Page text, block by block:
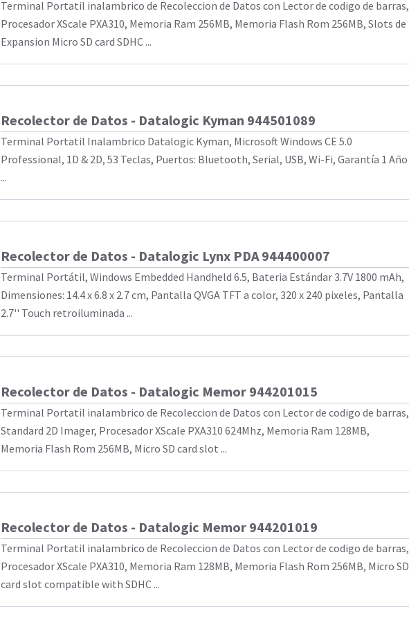
Terminal Portatil inalambrico de Recoleccion de Datos con Lector de codigo de barras,
Procesador XScale PXA310, Memoria Ram 256MB, Memoria Flash Rom 256MB, Slots de
Expansion Micro SD card SDHC ...
Recolector de Datos - Datalogic Kyman 944501089
Terminal Portatil Inalambrico Datalogic Kyman, Microsoft Windows CE 5.0
Professional, 1D & 2D, 53 Teclas, Puertos: Bluetooth, Serial, USB, Wi-Fi, Garantía 1 Año
...
Recolector de Datos - Datalogic Lynx PDA 944400007
Terminal Portátil, Windows Embedded Handheld 6.5, Bateria Estándar 3.7V 1800 mAh,
Dimensiones: 14.4 x 6.8 x 2.7 cm, Pantalla QVGA TFT a color, 320 x 240 pixeles, Pantalla
2.7'' Touch retroiluminada ...
Recolector de Datos - Datalogic Memor 944201015
Terminal Portatil inalambrico de Recoleccion de Datos con Lector de codigo de barras,
Standard 2D Imager, Procesador XScale PXA310 624Mhz, Memoria Ram 128MB,
Memoria Flash Rom 256MB, Micro SD card slot ...
Recolector de Datos - Datalogic Memor 944201019
Terminal Portatil inalambrico de Recoleccion de Datos con Lector de codigo de barras,
Procesador XScale PXA310, Memoria Ram 128MB, Memoria Flash Rom 256MB, Micro SD
card slot compatible with SDHC ...